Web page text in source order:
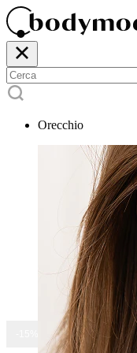
Orecchio
-15% SU TUTTI I GIOIELLI